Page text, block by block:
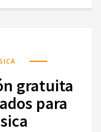
gratuita
para